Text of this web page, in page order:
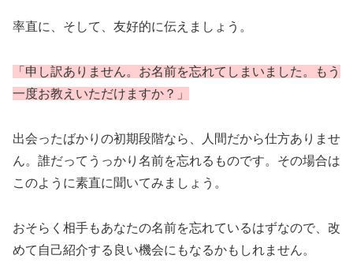
率直に、そして、友好的に伝えましょう。
「申し訳ありません。お名前を忘れてしまいました。もう
一度お教えいただけますか？」
出会ったばかりの初期段階なら、人間だから仕方ありませ
ん。誰だってうっかり名前を忘れるものです。その場合は
このように素直に聞いてみましょう。
おそらく相手もあなたの名前を忘れているはずなので、改
めて自己紹介する良い機会にもなるかもしれません。